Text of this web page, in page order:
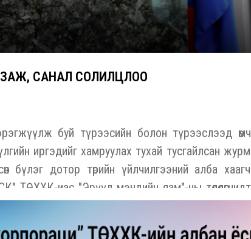
САНАЛ СОЛИЛЦЛОО
буй түрээсийн болон түрээслээд
иргэдийг хамруулах тухай тусгайлсан
бүлэг дотор төрийн үйлчилгээний алба
иас "Эрүүл мэндийн яам"-ны